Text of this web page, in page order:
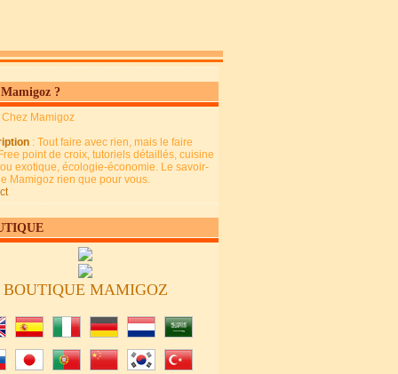
?
Chez Mamigoz
: Tout faire avec rien, mais le faire
point de croix, tutoriels détaillés, cuisine
exotique, écologie-économie. Le savoir-
Mamigoz rien que pour vous.
BOUTIQUE MAMIGOZ